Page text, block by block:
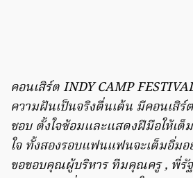
คอนเสิร์ต INDY CAMP
ความฝันเป็นจริงตื่นเต้น มีคอนเสิร์
ชอบ ตั้งใจซ้อมและแสดงฝีมือให้เต็
ใจ ทั้งสองรอบแฟนแฟนจะเต็มอิ่ม
ขอขอบคุณผู้บริหาร ทีมคุณครู , พี่รัฐ